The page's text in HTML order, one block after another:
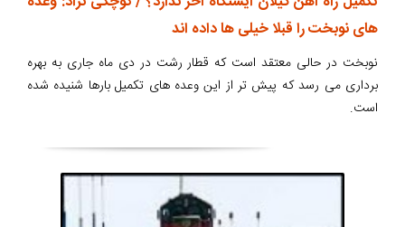
های نوبخت را قبلا خیلی ها داده اند
نوبخت در حالی معتقد است که قطار رشت در دی ماه جاری به بهره
برداری می رسد که پیش تر از این وعده های تکمیل بارها شنیده شده
است.